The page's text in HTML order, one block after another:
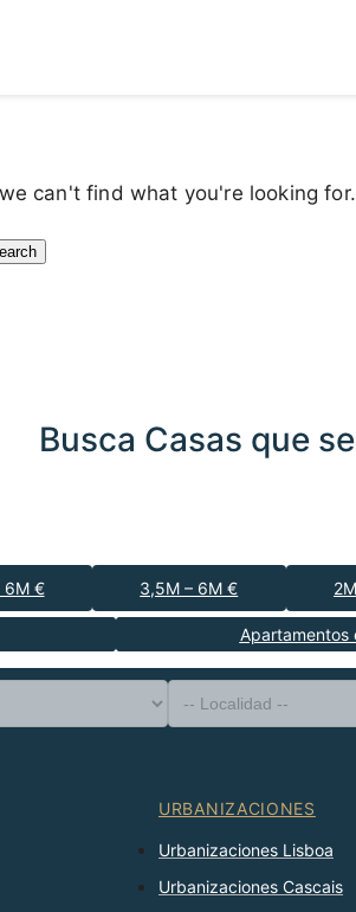
can't find what you're looking for.
Busca Casas que
6M € 3,5M – 6M €
Apartamentos
URBANIZACIONES
Urbanizaciones Lisboa
Urbanizaciones Cascais